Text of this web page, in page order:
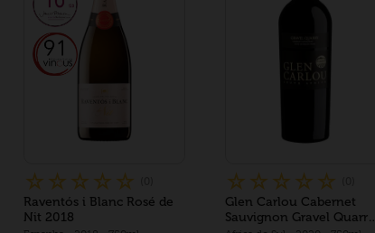
☆ ☆ ☆ ☆ ☆
Raventós i Blanc Rosé de
Nit 2018
☆ ☆ ☆ ☆ ☆
Glen Carlou Cabernet
Sauvignon Gravel Quarry